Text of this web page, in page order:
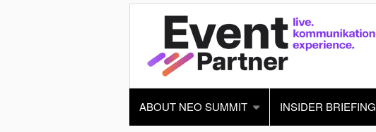
ABOUT NEO SUMMIT INSIDER BRIEFING